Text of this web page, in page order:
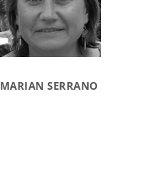
MARIAN SERRANO